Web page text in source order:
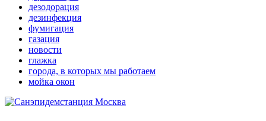
дезодорация
дезинфекция
фумигация
газация
новости
глажка
города, в которых мы работаем
мойка окон